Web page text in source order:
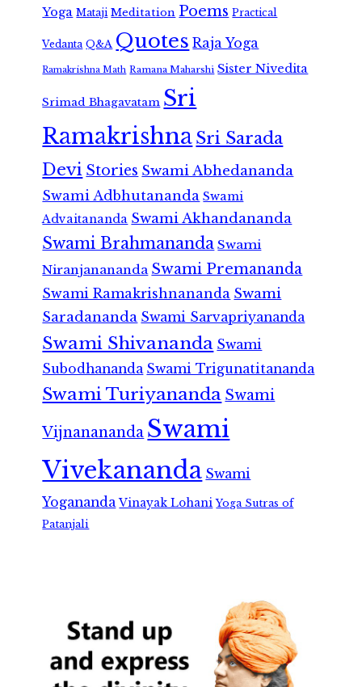
Yoga Mataji Meditation Poems Practical
Vedanta Q&A Quotes Raja Yoga
Ramakrishna Math Ramana Maharshi Sister Nivedita
Srimad Bhagavatam Sri
RamakrishnaSri Sarada
Devi Stories Swami Abhedananda
Swami Adbhutananda Swami
Advaitananda Swami Akhandananda
Swami Brahmananda Swami
Niranjanananda Swami Premananda
Swami Ramakrishnananda Swami
Saradananda Swami Sarvapriyananda
Swami Shivananda Swami
Subodhananda Swami Trigunatitananda
Swami Turiyananda Swami
Vijnanananda Swami
Vivekananda Swami
Yogananda Vinayak Lohani Yoga Sutras of
Patanjali